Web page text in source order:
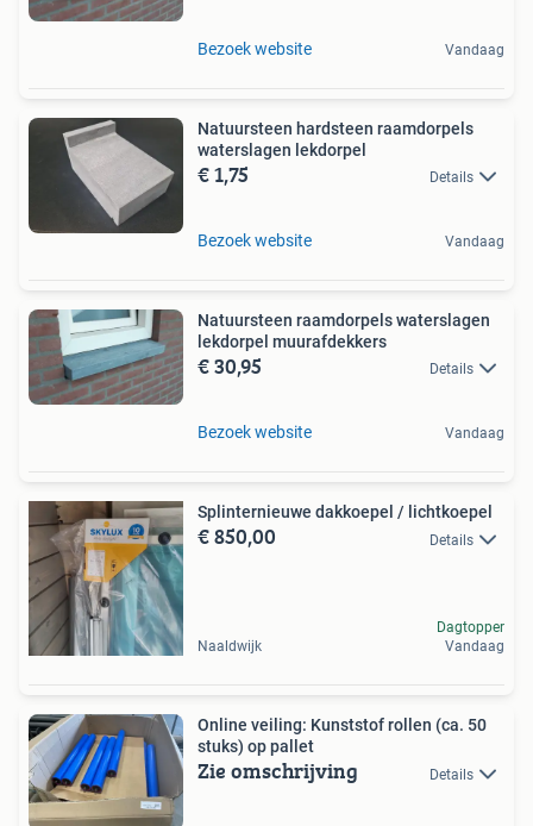
Bezoek website Vandaag
Natuursteen hardsteen raamdorpels
waterslagen lekdorpel
€ 1,75 Details
Bezoek website Vandaag
Natuursteen raamdorpels waterslagen
lekdorpel muurafdekkers
€ 30,95 Details
Bezoek website Vandaag
Splinternieuwe dakkoepel / lichtkoepel
€ 850,00 Details
Naaldwijk
Dagtopper
Vandaag
Online veiling: Kunststof rollen (ca. 50
stuks) op pallet
Zie omschrijving Details